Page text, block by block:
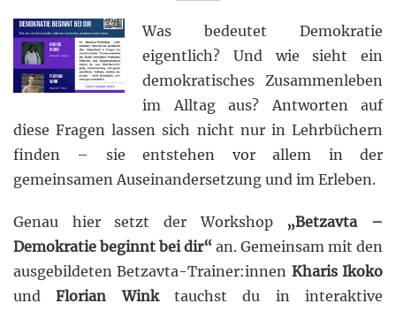
Was bedeutet Demokratie
eigentlich? Und wie sieht ein
demokratisches Zusammenleben
im Alltag aus? Antworten auf
diese Fragen lassen sich nicht nur in Lehrbüchern
finden – sie entstehen vor allem in der
gemeinsamen Auseinandersetzung und im Erleben.
Genau hier setzt der Workshop „Betzavta –
Demokratie beginnt bei dir“ an. Gemeinsam mit den
ausgebildeten Betzavta-Trainer:innen Kharis Ikoko
undFlorian Winktauchst du in interaktive